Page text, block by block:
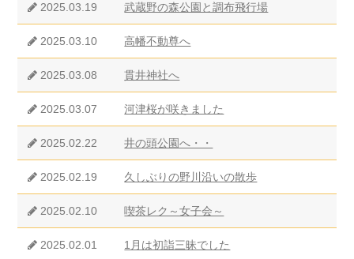
2025.03.19 武蔵野の森公園と調布飛行場
2025.03.10 高幡不動尊へ
2025.03.08 貫井神社へ
2025.03.07 河津桜が咲きました
2025.02.22 井の頭公園へ・・
2025.02.19 久しぶりの野川沿いの散歩
2025.02.10 喫茶レク～女子会～
2025.02.01 1月は初詣三昧でした